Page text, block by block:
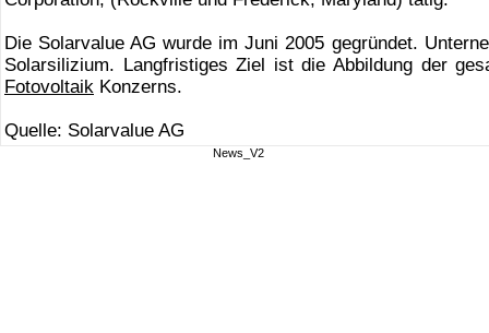
Die Solarvalue AG wurde im Juni 2005 gegründet.
Solarsilizium. Langfristiges Ziel ist die Abbildung der
Fotovoltaik Konzerns.
Quelle: Solarvalue AG
News_V2